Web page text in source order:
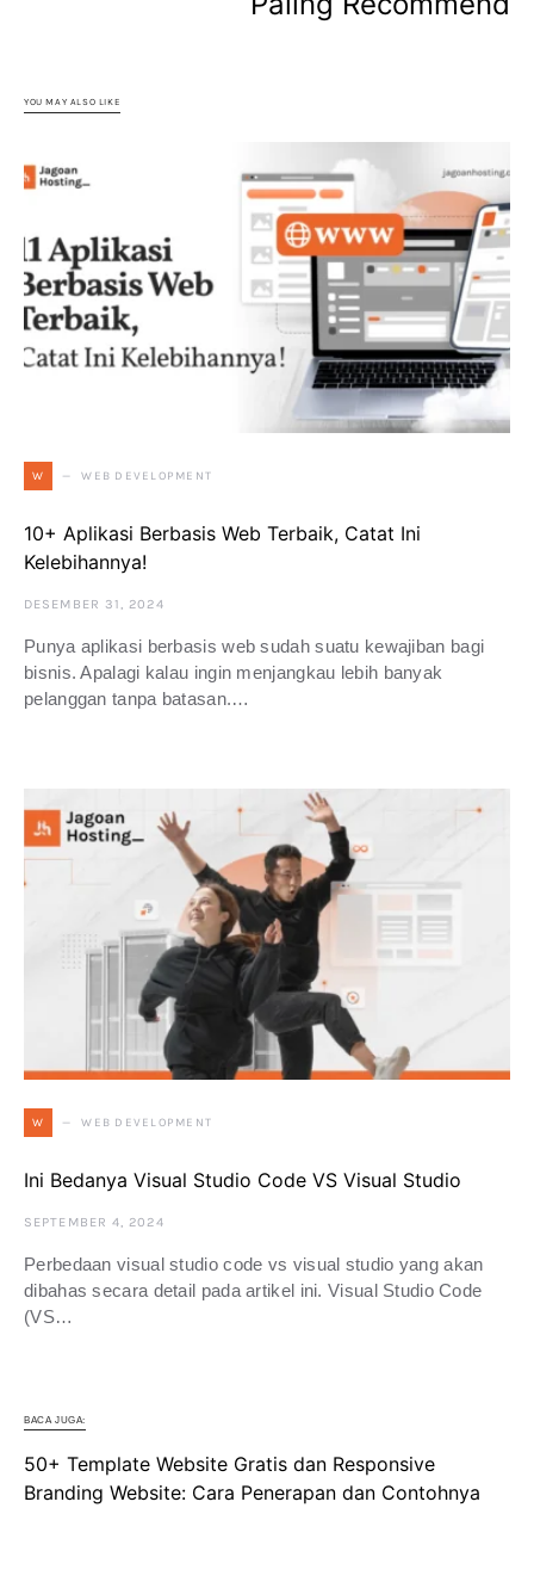
YOU MAY ALSO LIKE
W WEB DEVELOPMENT
10+ Aplikasi Berbasis Web Terbaik, Catat Ini
Kelebihannya!
DESEMBER 31, 2024
Punya aplikasi berbasis web sudah suatu kewajiban bagi
bisnis. Apalagi kalau ingin menjangkau lebih banyak
pelanggan tanpa batasan.…
W WEB DEVELOPMENT
Ini Bedanya Visual Studio Code VS Visual Studio
SEPTEMBER 4, 2024
Perbedaan visual studio code vs visual studio yang akan
dibahas secara detail pada artikel ini. Visual Studio Code
(VS…
BACA JUGA:
50+ Template Website Gratis dan Responsive
Branding Website: Cara Penerapan dan Contohnya